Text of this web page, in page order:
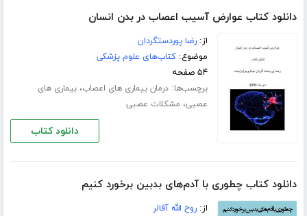
دانلود کتاب عوارض آسیب اعصاب در بدن انسان
از:رضا پوردستگردان
موضوع:کتاب‌های علوم پزشکی
۵۴ صفحه
برچسب‌ها:درمان بیماری های اعصاب،بیماری های
عصبی، مشکلات عصبی
دانلود کتاب
دانلود کتاب چطوری با آدم‌های بدبین برخورد کنیم
از:روح الله آقالر